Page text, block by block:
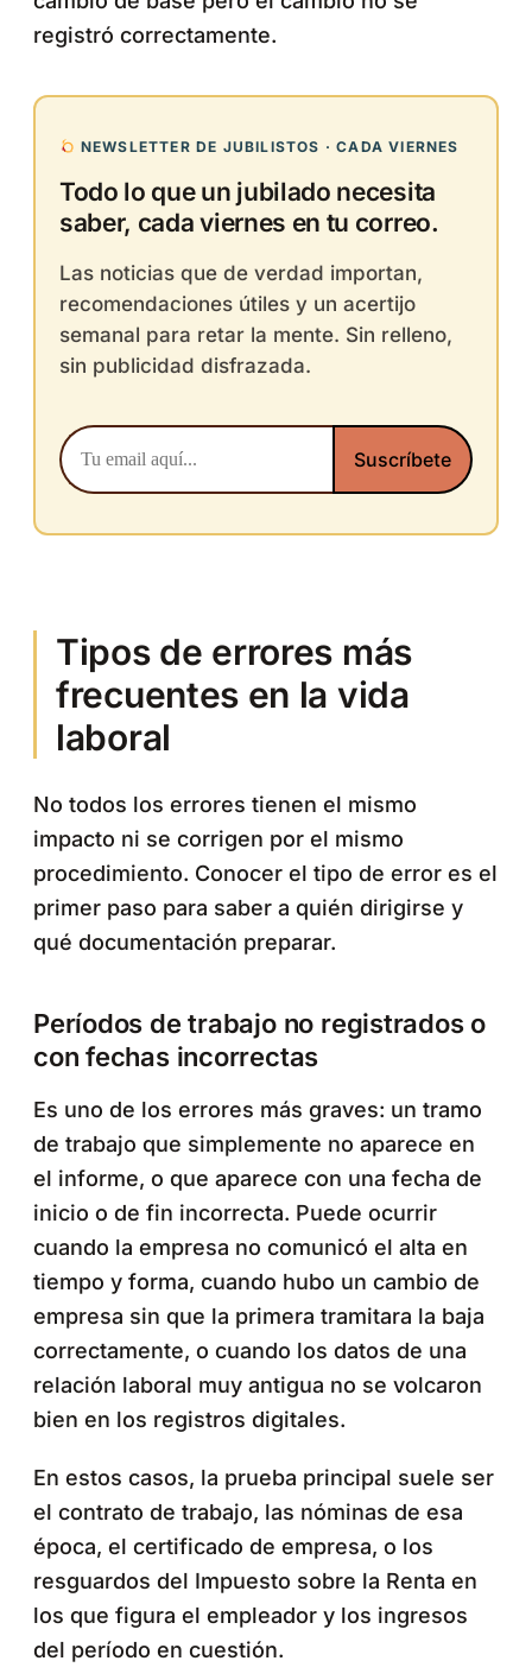
registró correctamente.
NEWSLETTER DE JUBILISTOS · CADA VIERNES
Todo lo que un jubilado necesita
saber, cada viernes en tu correo.
Las noticias que de verdad importan,
recomendaciones útiles y un acertijo
semanal para retar la mente. Sin relleno,
sin publicidad disfrazada.
Tipos de errores más
frecuentes en la vida
laboral
No todos los errores tienen el mismo
impacto ni se corrigen por el mismo
procedimiento. Conocer el tipo de error es el
primer paso para saber a quién dirigirse y
qué documentación preparar.
Períodos de trabajo no registrados o
con fechas incorrectas
Es uno de los errores más graves: un tramo
de trabajo que simplemente no aparece en
el informe, o que aparece con una fecha de
inicio o de fin incorrecta. Puede ocurrir
cuando la empresa no comunicó el alta en
tiempo y forma, cuando hubo un cambio de
empresa sin que la primera tramitara la baja
correctamente, o cuando los datos de una
relación laboral muy antigua no se volcaron
bien en los registros digitales.
En estos casos, la prueba principal suele ser
el contrato de trabajo, las nóminas de esa
época, el certificado de empresa, o los
resguardos del Impuesto sobre la Renta en
los que figura el empleador y los ingresos
del período en cuestión.